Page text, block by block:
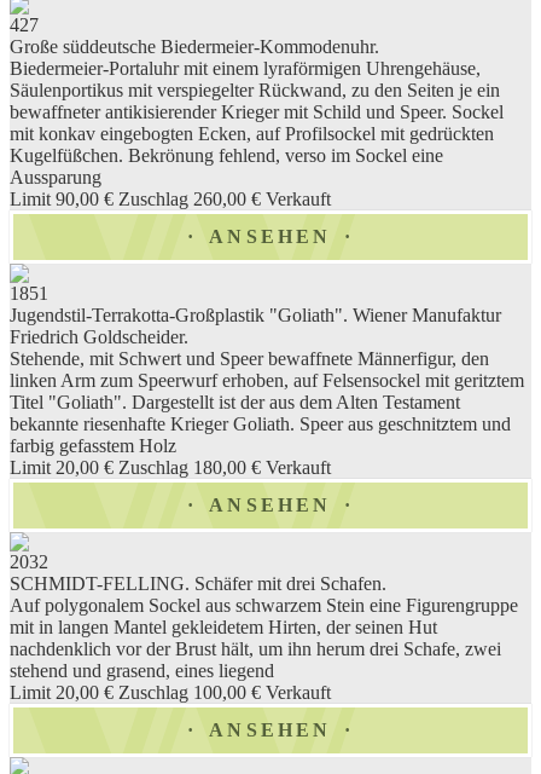
427
Große süddeutsche Biedermeier-Kommodenuhr.
Biedermeier-Portaluhr mit einem lyraförmigen Uhrengehäuse,
Säulenportikus mit verspiegelter Rückwand, zu den Seiten je ein
bewaffneter antikisierender Krieger mit Schild und Speer. Sockel
mit konkav eingebogten Ecken, auf Profilsockel mit gedrückten
Kugelfüßchen. Bekrönung fehlend, verso im Sockel eine
Aussparung
Limit 90,00 € Zuschlag 260,00 € Verkauft
ANSEHEN
1851
Jugendstil-Terrakotta-Großplastik "Goliath". Wiener Manufaktur
Friedrich Goldscheider.
Stehende, mit Schwert und Speer bewaffnete Männerfigur, den
linken Arm zum Speerwurf erhoben, auf Felsensockel mit geritztem
Titel "Goliath". Dargestellt ist der aus dem Alten Testament
bekannte riesenhafte Krieger Goliath. Speer aus geschnitztem und
farbig gefasstem Holz
Limit 20,00 € Zuschlag 180,00 € Verkauft
ANSEHEN
2032
SCHMIDT-FELLING. Schäfer mit drei Schafen.
Auf polygonalem Sockel aus schwarzem Stein eine Figurengruppe
mit in langen Mantel gekleidetem Hirten, der seinen Hut
nachdenklich vor der Brust hält, um ihn herum drei Schafe, zwei
stehend und grasend, eines liegend
Limit 20,00 € Zuschlag 100,00 € Verkauft
ANSEHEN